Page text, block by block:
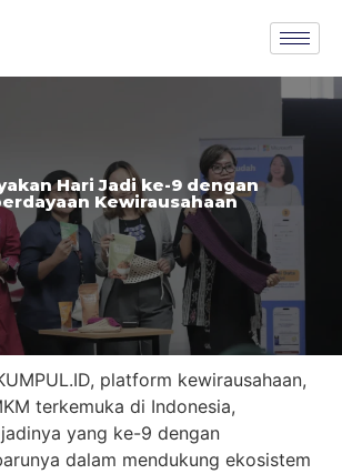
Hari Jadi ke-9 dengan
Kewirausahaan
platform kewirausahaan,
terkemuka di Indonesia,
yang ke-9 dengan
dalam mendukung ekosistem